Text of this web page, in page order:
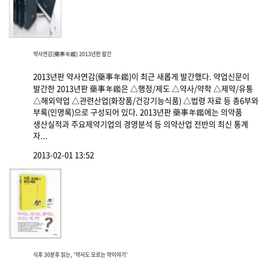
약사연감(藥事年鑑) 2013년판 발간
2013년판 약사연감(藥事年鑑)이 최근 새롭게 발간했다. 약업신문이
발간한 2013년판 藥事年鑑은 △행정/제도 △약사/약학 △제약/유통
△해외약업 △관련산업(화장품/건강기능식품) △법령 자료 등 총6부와
부록(인명록)으로 구성되어 있다. 2013년판 藥事年鑑에는 의약품
생산실적과 주요제약기업의 경영분석 등 의약산업 전반의 최신 통계
자...
2013-02-01 13:52
식후 30분후 읽는, '약사도 모르는 약이야기'